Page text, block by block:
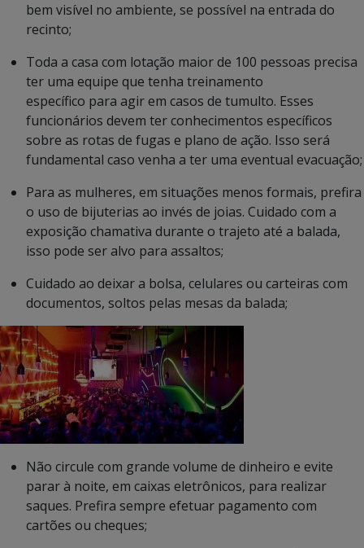
bem visível no ambiente, se possível na entrada do
recinto;
Toda a casa com lotação maior de 100 pessoas precisa
ter uma equipe que tenha treinamento
específico para agir em casos de tumulto. Esses
funcionários devem ter conhecimentos específicos
sobre as rotas de fugas e plano de ação. Isso será
fundamental caso venha a ter uma eventual evacuação;
Para as mulheres, em situações menos formais, prefira
o uso de bijuterias ao invés de joias. Cuidado com a
exposição chamativa durante o trajeto até a balada,
isso pode ser alvo para assaltos;
Cuidado ao deixar a bolsa, celulares ou carteiras com
documentos, soltos pelas mesas da balada;
Não circule com grande volume de dinheiro e evite
parar à noite, em caixas eletrônicos, para realizar
saques. Prefira sempre efetuar pagamento com
cartões ou cheques;